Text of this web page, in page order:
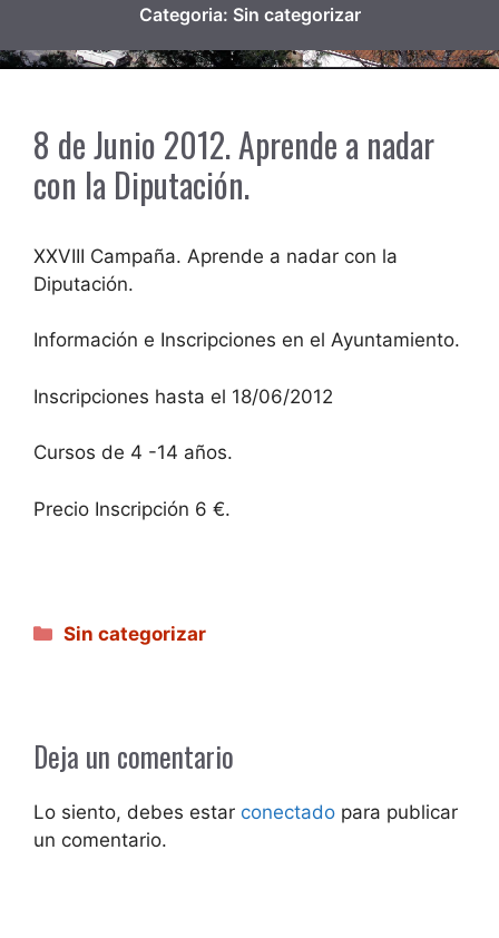
Categoria: Sin categorizar
8 de Junio 2012. Aprende a nadar
con la Diputación.
XXVIII Campaña. Aprende a nadar con la
Diputación.
Información e Inscripciones en el Ayuntamiento.
Inscripciones hasta el 18/06/2012
Cursos de 4 -14 años.
Precio Inscripción 6 €.
Categorías
Sin categorizar
Deja un comentario
Lo siento, debes estar conectado para publicar
un comentario.